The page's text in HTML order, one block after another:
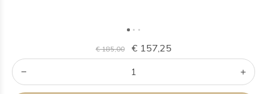
€ 185,00 € 157,25